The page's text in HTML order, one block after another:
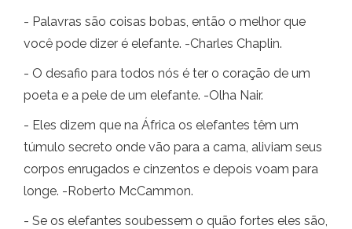
- Palavras são coisas bobas, então o melhor que
você pode dizer é elefante. -Charles Chaplin.
- O desafio para todos nós é ter o coração de um
poeta e a pele de um elefante. -Olha Nair.
- Eles dizem que na África os elefantes têm um
túmulo secreto onde vão para a cama, aliviam seus
corpos enrugados e cinzentos e depois voam para
longe. -Roberto McCammon.
- Se os elefantes soubessem o quão fortes eles são,